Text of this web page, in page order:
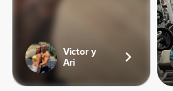
Victor y
Ari